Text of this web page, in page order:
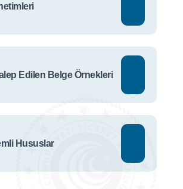
Edilen Belge Örnekleri
Hususlar